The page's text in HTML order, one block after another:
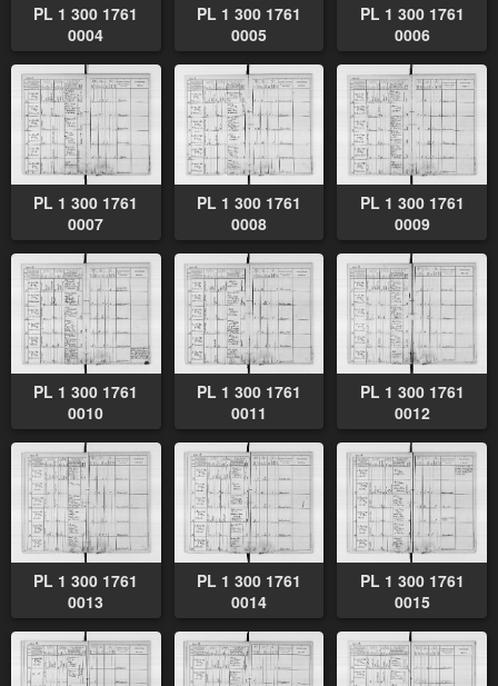
PL 1 300 1761
0004
PL 1 300 1761
0005
PL 1 300 1761
0006
PL 1 300 1761
0007
PL 1 300 1761
0008
PL 1 300 1761
0009
PL 1 300 1761
0010
PL 1 300 1761
0011
PL 1 300 1761
0012
PL 1 300 1761
0013
PL 1 300 1761
0014
PL 1 300 1761
0015